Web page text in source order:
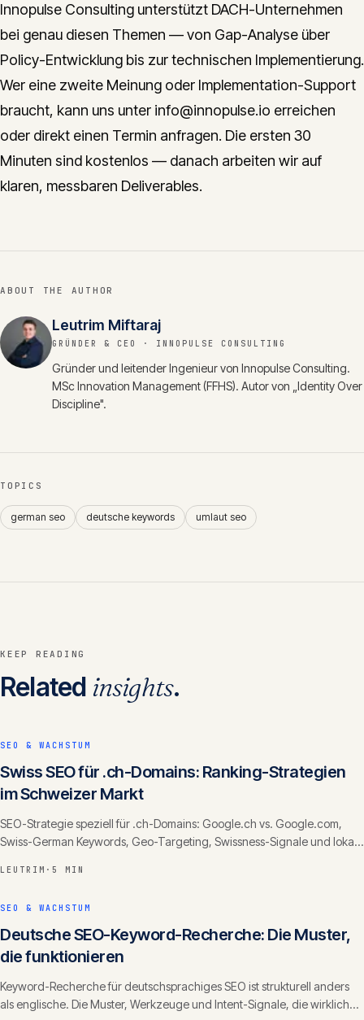
Innopulse Consulting unterstützt DACH-Unternehmen
bei genau diesen Themen — von Gap-Analyse über
Policy-Entwicklung bis zur technischen Implementierung.
Wer eine zweite Meinung oder Implementation-Support
braucht, kann uns unter info@innopulse.io erreichen
oder direkt einen Termin anfragen. Die ersten 30
Minuten sind kostenlos — danach arbeiten wir auf
klaren, messbaren Deliverables.
ABOUT THE AUTHOR
Leutrim Miftaraj
GRÜNDER & CEO · INNOPULSE CONSULTING
Gründer und leitender Ingenieur von Innopulse Consulting.
MSc Innovation Management (FFHS). Autor von „Identity Over
Discipline".
TOPICS
german seo deutsche keywords umlaut seo
KEEP READING
Related insights.
SEO & WACHSTUM
Swiss SEO für .ch-Domains: Ranking-Strategien
im Schweizer Markt
SEO-Strategie speziell für .ch-Domains: Google.ch vs. Google.com,
Swiss-German Keywords, Geo-Targeting, Swissness-Signale und lokale
LEUTRIM · 5 MIN
SEO & WACHSTUM
Deutsche SEO-Keyword-Recherche: Die Muster,
die funktionieren
Keyword-Recherche für deutschsprachiges SEO ist strukturell anders
als englische. Die Muster, Werkzeuge und Intent-Signale, die wirklich